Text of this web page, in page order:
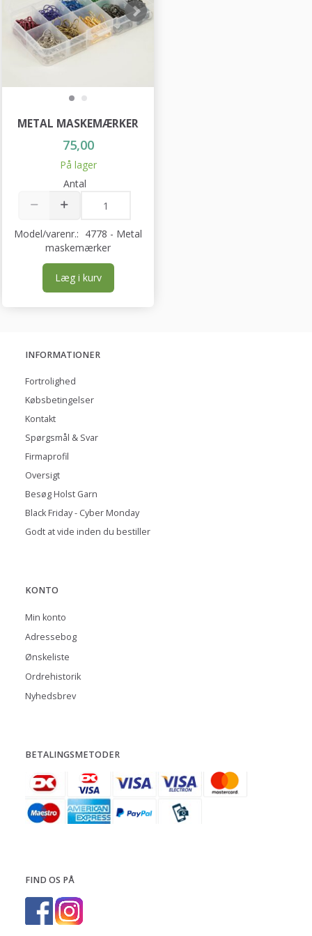
METAL MASKEMÆRKER
75,00
På lager
Antal
Model/varenr.: 4778 - Metal
maskemærker
Læg i kurv
INFORMATIONER
Fortrolighed
Købsbetingelser
Kontakt
Spørgsmål & Svar
Firmaprofil
Oversigt
Besøg Holst Garn
Black Friday - Cyber Monday
Godt at vide inden du bestiller
KONTO
Min konto
Adressebog
Ønskeliste
Ordrehistorik
Nyhedsbrev
BETALINGSMETODER
FIND OS PÅ